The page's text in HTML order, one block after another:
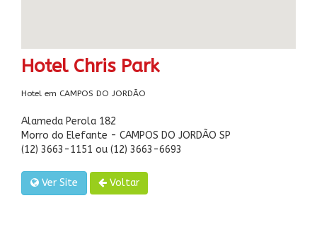
Hotel Chris Park
Hotel em CAMPOS DO JORDÃO
Alameda Perola 182
Morro do Elefante - CAMPOS DO JORDÃO SP
(12) 3663-1151 ou (12) 3663-6693
Ver Site Voltar